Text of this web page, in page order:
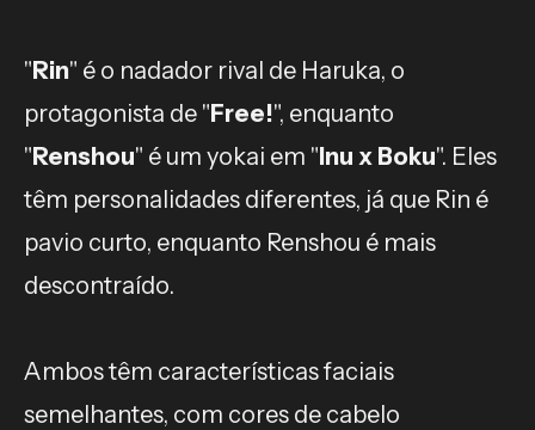
"Rin" é o nadador rival de Haruka, o
protagonista de "Free!", enquanto
"Renshou" é um yokai em "Inu x Boku". Eles
têm personalidades diferentes, já que Rin é
pavio curto, enquanto Renshou é mais
descontraído.
Ambos têm características faciais
semelhantes, com cores de cabelo